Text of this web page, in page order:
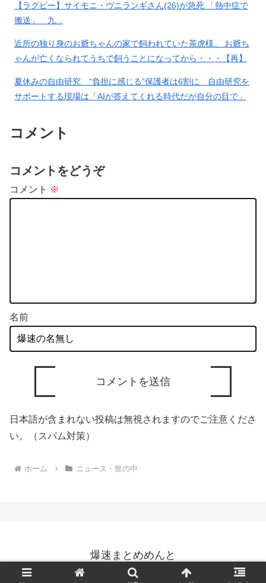
【悲報】韓国人「え待って、何
で日本の避難所って10年前と同
レベルなの(ドン引き
【悲報】ロシア、じわじわと逝
【ラグビー】サイモニ・ヴニランギさん(26)が急死 「熱中症で
搬送」 九...
近所の独り身のお爺ちゃんの家で飼われていた茶虎様。 お爺ち
ゃんが亡くなられてうちで飼うことになってから・・・【再】
夏休みの自由研究 “負担に感じる”保護者は6割に 自由研究を
サポートする現場は「AIが答えてくれる時代だが自分の目で」
【衝撃】佐々木が6回自責2もサヨナラ負けに。あまりの酷さに
コメント
コメントをどうぞ
コメント ※
名前
日本語が含まれない投稿は無視されますのでご注意くださ
い。（スパム対策）
ホーム ニュース・世の中
爆速まとめめんと
© 2024 爆速まとめめんと.